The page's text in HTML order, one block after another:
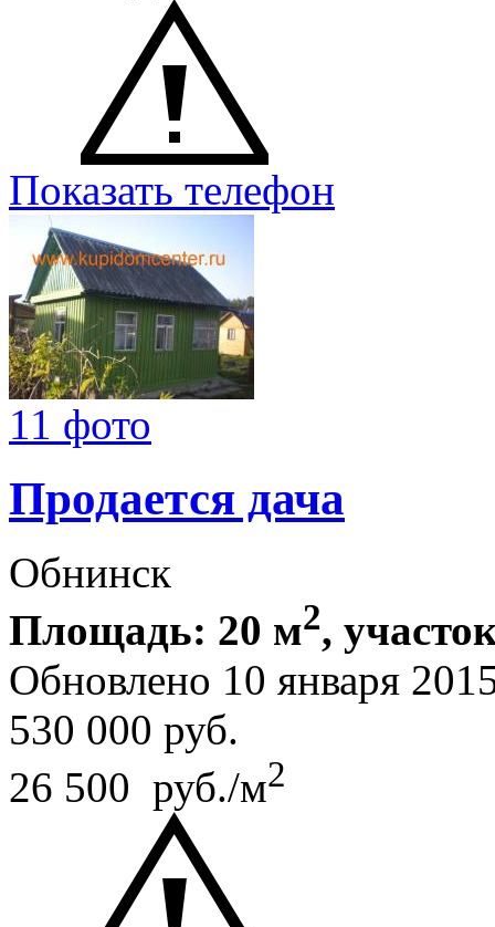
Показать телефон
11 фото
Продается дача
Обнинск
Площадь: 20 м2,
Обновлено 10 января
530 000 руб.
26 500 руб./м2